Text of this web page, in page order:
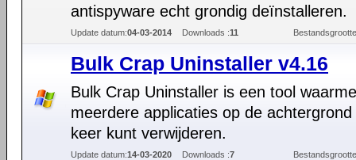
antispyware echt grondig deïnstalleren.
Update datum:04-03-2014 Downloads :11
Bulk Crap Uninstaller v4.16
Bulk Crap Uninstaller is een tool
meerdere applicaties op de achtergrond
keer kunt verwijderen.
Update datum:14-03-2020 Downloads :7